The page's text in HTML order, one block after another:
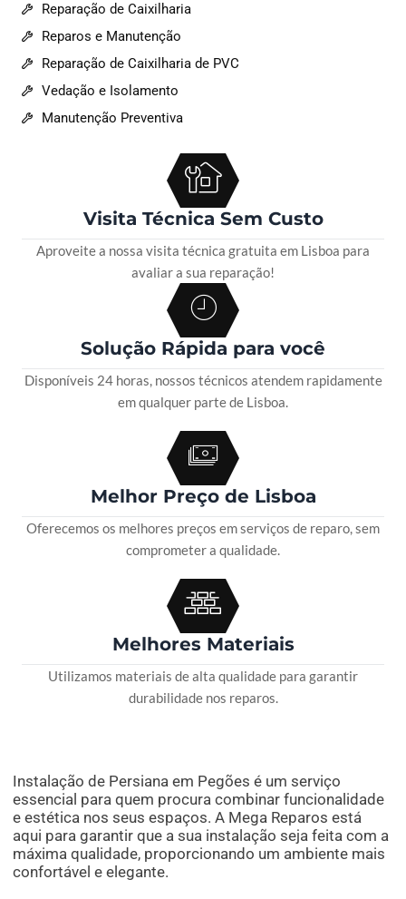
Reparação de Caixilharia
Reparos e Manutenção
Reparação de Caixilharia de PVC
Vedação e Isolamento
Manutenção Preventiva
Visita Técnica Sem Custo
Aproveite a nossa visita técnica gratuita em Lisboa para
avaliar a sua reparação!
Solução Rápida para você
Disponíveis 24 horas, nossos técnicos atendem rapidamente
em qualquer parte de Lisboa.
Melhor Preço de Lisboa
Oferecemos os melhores preços em serviços de reparo, sem
comprometer a qualidade.
Melhores Materiais
Utilizamos materiais de alta qualidade para garantir
durabilidade nos reparos.
Instalação de Persiana em Pegões é um serviço
essencial para quem procura combinar funcionalidade
e estética nos seus espaços. A Mega Reparos está
aqui para garantir que a sua instalação seja feita com a
máxima qualidade, proporcionando um ambiente mais
confortável e elegante.